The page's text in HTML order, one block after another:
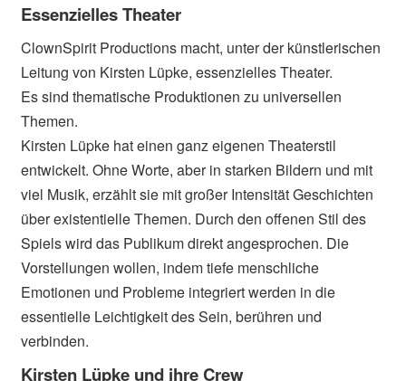
Essenzielles Theater
ClownSpirit Productions macht, unter der künstlerischen
Leitung von Kirsten Lüpke, essenzielles Theater.
Es sind thematische Produktionen zu universellen
Themen.
Kirsten Lüpke hat einen ganz eigenen Theaterstil
entwickelt. Ohne Worte, aber in starken Bildern und mit
viel Musik, erzählt sie mit großer Intensität Geschichten
über existentielle Themen. Durch den offenen Stil des
Spiels wird das Publikum direkt angesprochen. Die
Vorstellungen wollen, indem tiefe menschliche
Emotionen und Probleme integriert werden in die
essentielle Leichtigkeit des Sein, berühren und
verbinden.
Kirsten Lüpke und ihre Crew